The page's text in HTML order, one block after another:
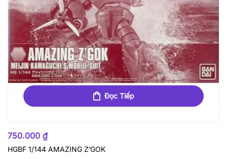
Đọc Tiếp
750.000 ₫
HGBF 1/144 AMAZING Z’GOK